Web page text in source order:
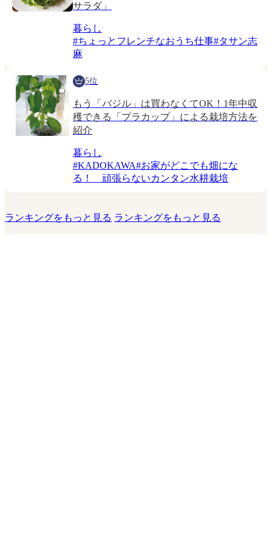
サラダ」
暮らし
#ちょっとフレンチなおうち仕事#タサン志
麻
5位
もう「バジル」は買わなくてOK！1年中収
穫できる「プラカップ」による栽培方法を
紹介
暮らし
#KADOKAWA#お家がどこでも畑にな
る！ 頑張らないカンタン水耕栽培
ランキングをもっと見る ランキングをもっと見る